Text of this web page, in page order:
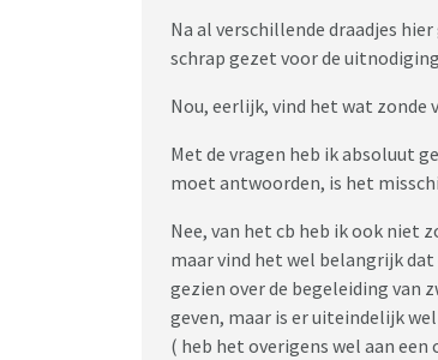
Na al verschillende draadjes
schrap gezet voor de
Nou, eerlijk, vind het wat zonde
Met de vragen heb ik absoluut
moet antwoorden, is het
Nee, van het cb heb ik ook niet
maar vind het wel belangrijk
gezien over de begeleiding van
geven, maar is er uiteindelijk
( heb het overigens wel aan